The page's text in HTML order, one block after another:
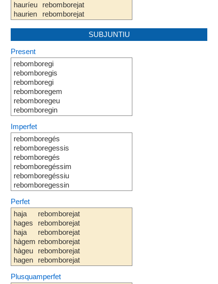
hauríeu
haurien
rebomborejat
rebomborejat
SUBJUNTIU
Present
rebomboregi
rebomboregis
rebomboregi
rebomboregem
rebomboregeu
rebomboregin
Imperfet
rebomboregés
rebomboregessis
rebomboregés
rebomboregéssim
rebomboregéssiu
rebomboregessin
Perfet
haja
hages
haja
hàgem
hàgeu
hagen
rebomborejat
rebomborejat
rebomborejat
rebomborejat
rebomborejat
rebomborejat
Plusquamperfet